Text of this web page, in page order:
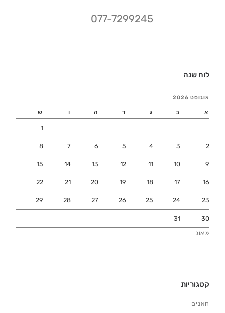
077-7299245
לוח שנה
אוגוסט 2026
א ב ג ד ה ו ש
1
2
3
4
5
6
7
8
9
10
11
12
13
14
15
16
17
18
19
20
21
22
23
24
25
26
27
28
29
30
31
« אוג
קטגוריות
חאנים